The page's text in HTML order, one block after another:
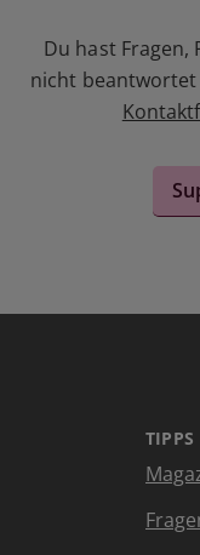
Du hast
nicht beantwortet
TIPPS